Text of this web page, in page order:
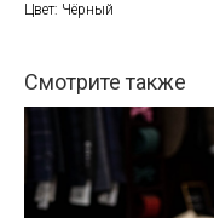
Цвет: Чёрный
Смотрите также